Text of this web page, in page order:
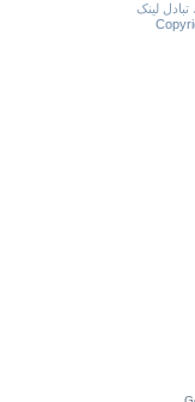
تبادل لینک